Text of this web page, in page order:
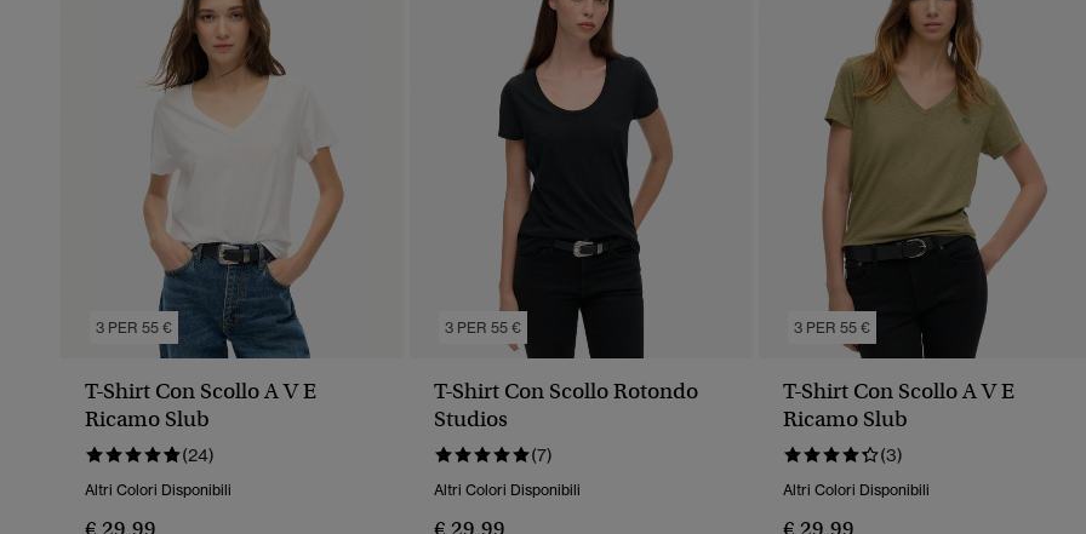
3 PER 55 €
T-Shirt Con Scollo A V E
Ricamo Slub
(24)
Altri Colori Disponibili
3 PER 55 €
T-Shirt Con Scollo Rotondo
Studios
(7)
Altri Colori Disponibili
3 PER 55 €
T-Shirt Con Scollo A V E
Ricamo Slub
(3)
Altri Colori Disponibili